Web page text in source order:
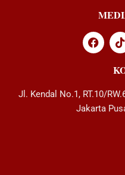
Jl. Kendal No.1, RT.10/
Jakarta